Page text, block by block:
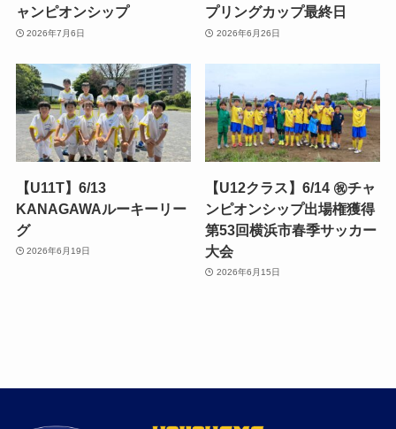
ャンピオンシップ
2026年7月6日
プリングカップ最終日
2026年6月26日
【U11T】6/13
KANAGAWAルーキーリー
グ
2026年6月19日
【U12クラス】6/14 ㊗️チャ
ンピオンシップ出場権獲得
第53回横浜市春季サッカー
大会
2026年6月15日